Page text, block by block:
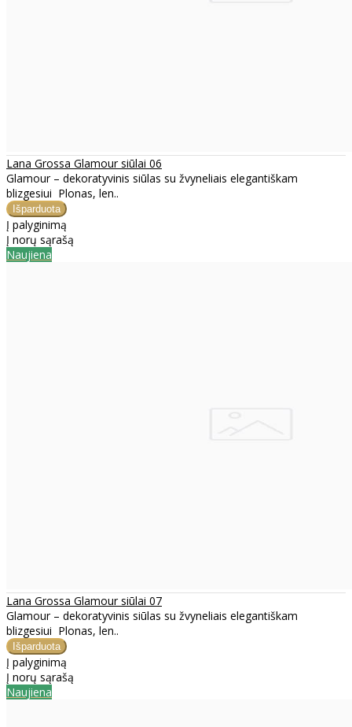
Lana Grossa Glamour siūlai 06
Glamour – dekoratyvinis siūlas su žvyneliais elegantiškam
blizgesiui Plonas, len..
Į palyginimą
Į norų sąrašą
Naujiena
Lana Grossa Glamour siūlai 07
Glamour – dekoratyvinis siūlas su žvyneliais elegantiškam
blizgesiui Plonas, len..
Į palyginimą
Į norų sąrašą
Naujiena